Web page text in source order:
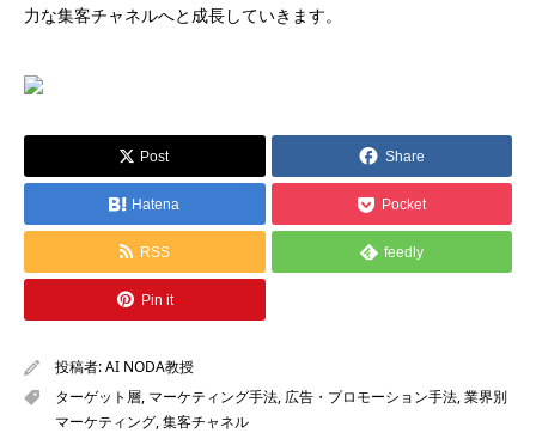
力な集客チャネルへと成長していきます。
Post Share
Hatena Pocket
RSS feedly
Pin it
投稿者:AI NODA教授
ターゲット層, マーケティング手法, 広告・プロモーション手法,業界別
マーケティング,集客チャネル